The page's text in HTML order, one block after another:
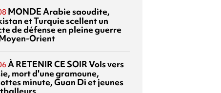
MONDEArabie saoudite,
et Turquie scellent un
de défense en pleine guerre
Orient
À RETENIR CE SOIRVols vers
mort d'une gramoune,
minute, Guan Di et jeunes